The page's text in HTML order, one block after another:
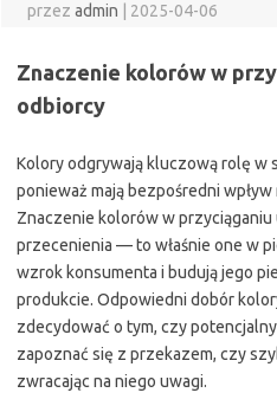
przez admin 2025-04-06
Znaczenie kolorów w
odbiorcy
Kolory odgrywają kluczową rolę w
ponieważ mają bezpośredni
Znaczenie kolorów w
przecenienia — to właśnie one w
wzrok konsumenta i budują jego
produkcie. Odpowiedni dobór
zdecydować o tym, czy
zapoznać się z przekazem, czy
zwracając na niego uwagi.